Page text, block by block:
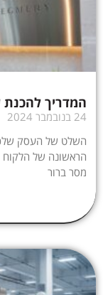
המדריך
24 בנובמבר 2024
השלט של העסק
הראשונה של
מסר ברור